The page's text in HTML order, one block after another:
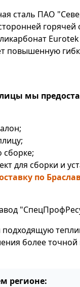
сталь ПАО
повышенную
мы
сборке;
для сборки и
по
более
регионе: